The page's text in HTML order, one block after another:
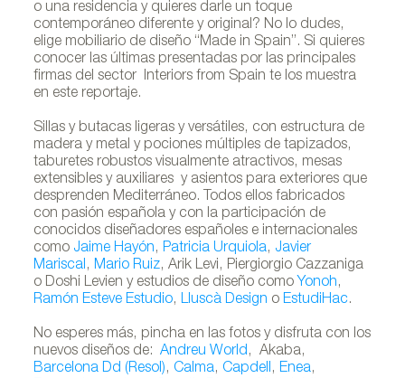
o una residencia y quieres darle un toque
contemporáneo diferente y original? No lo dudes,
elige mobiliario de diseño “Made in Spain”. Si quieres
conocer las últimas presentadas por las principales
firmas del sector Interiors from Spain te los muestra
en este reportaje.
Sillas y butacas ligeras y versátiles, con estructura de
madera y metal y pociones múltiples de tapizados,
taburetes robustos visualmente atractivos, mesas
extensibles y auxiliares y asientos para exteriores que
desprenden Mediterráneo. Todos ellos fabricados
con pasión española y con la participación de
conocidos diseñadores españoles e internacionales
como Jaime Hayón,Patricia Urquiola, Javier
Mariscal,Mario Ruiz, Arik Levi, Piergiorgio Cazzaniga
o Doshi Levien y estudios de diseño como Yonoh,
Ramón Esteve Estudio,Lluscà Design oEstudiHac.
No esperes más, pincha en las fotos y disfruta con los
nuevos diseños de:Andreu World, Akaba,
Barcelona Dd (Resol), Calma, Capdell,Enea,